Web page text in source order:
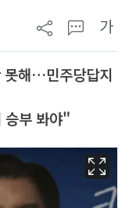
가
못해…민주당답지
부 봐야"